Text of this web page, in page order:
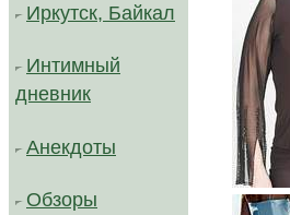
Иркутск, Байкал
Интимный
дневник
Анекдоты
Обзоры